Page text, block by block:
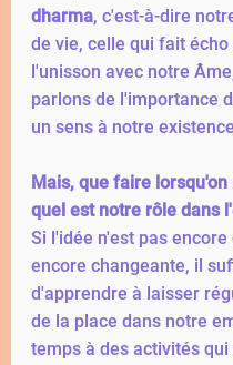
dharma, c'est-à-dire
de vie, celle qui fait écho
l'unisson avec notre
parlons de l'importance
un sens à notre
Mais, que faire lorsqu'on
quel est notre rôle dans
Si l'idée n'est pas encore
encore changeante, il
d'apprendre à laisser
de la place dans notre
temps à des activités qui